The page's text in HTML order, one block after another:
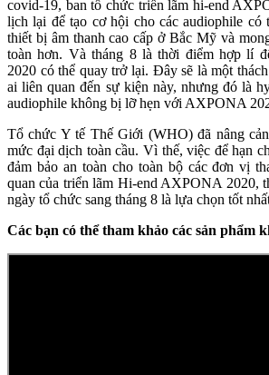
covid-19, ban tổ chức triển lãm hi-end
lịch lại để tạo cơ hội cho các audiophile có
thiết bị âm thanh cao cấp ở Bắc Mỹ và
toàn hơn. Và tháng 8 là thời điểm hợp lí
2020 có thể quay trở lại. Đây sẽ là một
ai liên quan đến sự kiện này, nhưng đó là
audiophile không bị lỡ hẹn với AXPONA
Tổ chức Y tế Thế Giới (WHO) đã nâng
mức đại dịch toàn cầu. Vì thế, việc để hạn
đảm bảo an toàn cho toàn bộ các đơn vị
quan của triển lãm Hi-end AXPONA 2020,
ngày tổ chức sang tháng 8 là lựa chọn tốt
Các bạn có thể tham khảo các sản phẩm